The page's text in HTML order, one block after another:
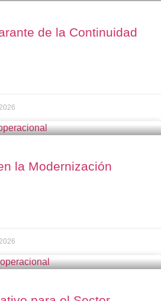
de la Continuidad
la Modernización